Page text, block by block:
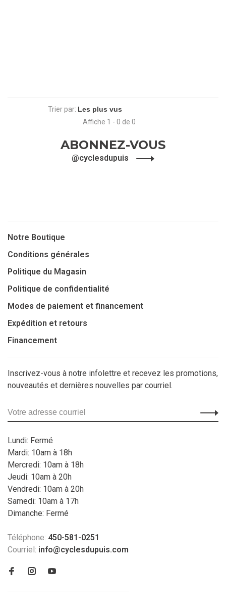
Trier par:
Affiche 1 - 0 de 0
ABONNEZ-VOUS
@cyclesdupuis
Notre Boutique
Conditions générales
Politique du Magasin
Politique de confidentialité
Modes de paiement et financement
Expédition et retours
Financement
Inscrivez-vous à notre infolettre et recevez les promotions,
nouveautés et dernières nouvelles par courriel.
Lundi: Fermé
Mardi: 10am à 18h
Mercredi: 10am à 18h
Jeudi: 10am à 20h
Vendredi: 10am à 20h
Samedi: 10am à 17h
Dimanche: Fermé
Téléphone: 450-581-0251
Courriel: info@cyclesdupuis.com